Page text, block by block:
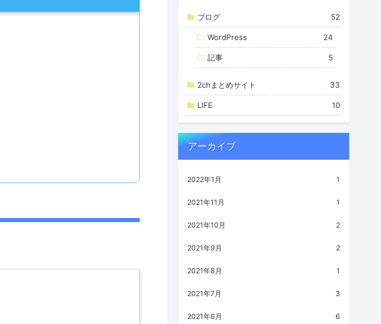
ブログ 52
WordPress 24
記事 5
2chまとめサイト 33
LIFE 10
アーカイブ
2022年1月 1
2021年11月 1
2021年10月 2
2021年9月 2
2021年8月 1
2021年7月 3
2021年6月 6